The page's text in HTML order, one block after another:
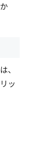
、
ッ